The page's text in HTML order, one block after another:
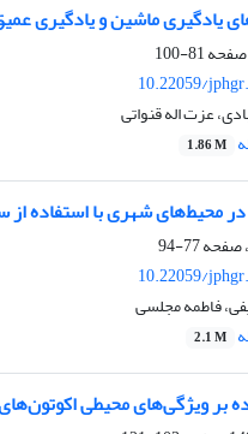
یادگیری ماشین و یادگیری
81-100
10.22059/
عزت اله قنواتی
1.86 M
محیط‌های شهری با استفاده
77-94
10.22059/
فاطمه مجلسی
2.1 M
بر ویژگی‌های محیطی